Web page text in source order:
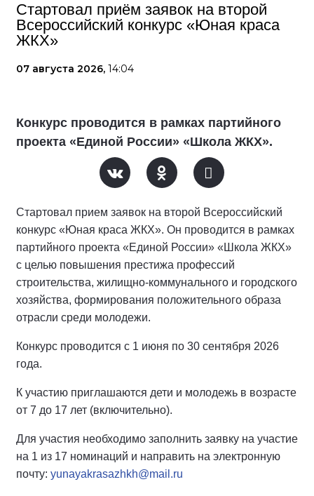
Стартовал приём заявок на второй
Всероссийский конкурс «Юная краса
ЖКХ»
07 августа 2026, 14:04
Конкурс проводится в рамках партийного
проекта «Единой России» «Школа ЖКХ».
Стартовал прием заявок на второй Всероссийский
конкурс «Юная краса ЖКХ». Он проводится в рамках
партийного проекта «Единой России» «Школа ЖКХ»
с целью повышения престижа профессий
строительства, жилищно-коммунального и городского
хозяйства, формирования положительного образа
отрасли среди молодежи.
Конкурс проводится с 1 июня по 30 сентября 2026
года.
К участию приглашаются дети и молодежь в возрасте
от 7 до 17 лет (включительно).
Для участия необходимо заполнить заявку на участие
на 1 из 17 номинаций и направить на электронную
почту: yunayakrasazhkh@mail.ru